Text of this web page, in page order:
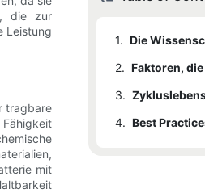
die zur
Leistung
tragbare
mit
1.
2.
3.
4.